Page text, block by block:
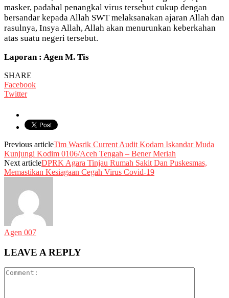
masker, padahal penangkal virus tersebut cukup dengan
bersandar kepada Allah SWT melaksanakan ajaran Allah dan
rasulnya, Insya Allah, Allah akan menurunkan keberkahan
atas suatu negeri tersebut.
Laporan : Agen M. Tis
SHARE
Facebook
Twitter
Previous articleTim Wasrik Current Audit Kodam Iskandar Muda
Kunjungi Kodim 0106/Aceh Tengah – Bener Meriah
Next articleDPRK Agara Tinjau Rumah Sakit Dan Puskesmas,
Memastikan Kesiagaan Cegah Virus Covid-19
Agen 007
LEAVE A REPLY